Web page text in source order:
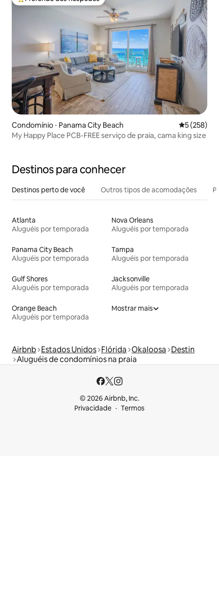
Entre os melhores preferidos dos hóspedes
Condomínio ⋅ Panama City Beach 5 de uma
5 (258)
My Happy Place PCB-FREE serviço de praia, cama king size
Destinos para conhecer
Destinos perto de você Outros tipos de acomodações
Atlanta
Aluguéis por temporada
Nova Orleans
Aluguéis por temporada
Panama City Beach
Aluguéis por temporada
Tampa
Aluguéis por temporada
Gulf Shores
Aluguéis por temporada
Jacksonville
Aluguéis por temporada
Orange Beach
Aluguéis por temporada
Mostrar mais
Airbnb Estados Unidos Flórida Okaloosa Destin
Aluguéis de condomínios na praia
© 2026 Airbnb, Inc.
Privacidade
Termos